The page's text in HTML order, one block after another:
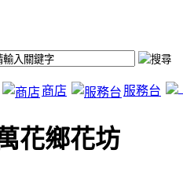
商店 服務台
花鄉花坊